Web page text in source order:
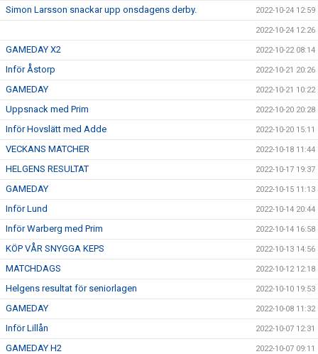
Simon Larsson snackar upp onsdagens derby. 2022-10-24 12:59
2022-10-24 12:26
GAMEDAY X2 2022-10-22 08:14
Inför Åstorp 2022-10-21 20:26
GAMEDAY 2022-10-21 10:22
Uppsnack med Prim 2022-10-20 20:28
Inför Hovslätt med Adde 2022-10-20 15:11
VECKANS MATCHER 2022-10-18 11:44
HELGENS RESULTAT 2022-10-17 19:37
GAMEDAY 2022-10-15 11:13
Inför Lund 2022-10-14 20:44
Inför Warberg med Prim 2022-10-14 16:58
KÖP VÅR SNYGGA KEPS 2022-10-13 14:56
MATCHDAGS 2022-10-12 12:18
Helgens resultat för seniorlagen 2022-10-10 19:53
GAMEDAY 2022-10-08 11:32
Inför Lillån 2022-10-07 12:31
GAMEDAY H2 2022-10-07 09:11